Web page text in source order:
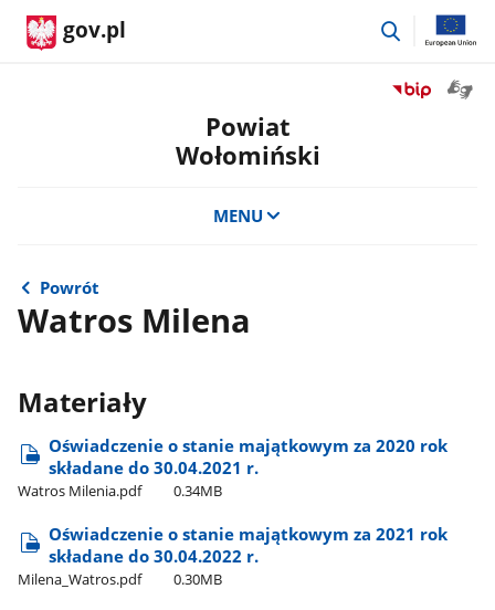
gov.pl
przejdź
Przejdź
Powiat
Wołomiński
MENU
Powrót
Watros Milena
Materiały
Oświadczenie o stanie majątkowym za 2020 rok
składane do 30.04.2021 r.
Watros Milenia.pdf 0.34MB
Oświadczenie o stanie majątkowym za 2021 rok
składane do 30.04.2022 r.
Milena​_Watros.pdf 0.30MB